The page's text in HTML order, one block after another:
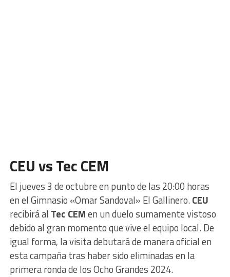
CEU vs Tec CEM
El jueves 3 de octubre en punto de las 20:00 horas
en el Gimnasio «Omar Sandoval» El Gallinero.CEU
recibirá al Tec CEMen un duelo sumamente vistoso
debido al gran momento que vive el equipo local. De
igual forma, la visita debutará de manera oficial en
esta campaña tras haber sido eliminadas en la
primera ronda de los Ocho Grandes 2024.